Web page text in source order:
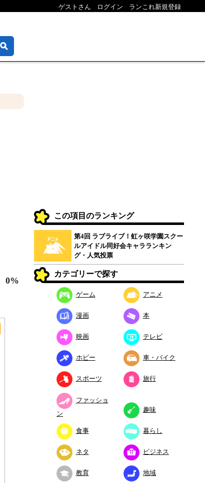
ゲストさん ログイン ランこれ新規登録
0%
この項目のランキング
第4回 ラブライブ！虹ヶ咲学園スクー
ルアイドル同好会キャラランキン
グ・人気投票
カテゴリーで探す
ゲーム アニメ
漫画 本
映画 テレビ
ホビー 車・バイク
スポーツ 旅行
ファッショ
ン
趣味
食事 暮らし
ネタ ビジネス
教育 地域